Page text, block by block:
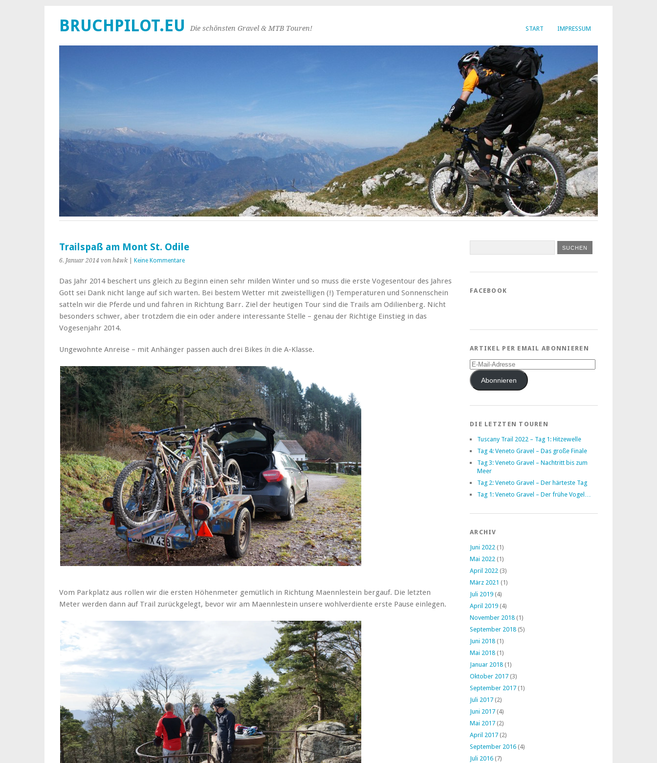
START IMPRESSUM
BRUCHPILOT.EU Die schönsten Gravel & MTB Touren!
Trailspaß am Mont St. Odile
6. Januar 2014 von h4wk Keine Kommentare
Das Jahr 2014 beschert uns gleich zu Beginn einen sehr milden Winter und so muss die erste Vogesentour des Jahres
Gott sei Dank nicht lange auf sich warten. Bei bestem Wetter mit zweistelligen (!) Temperaturen und Sonnenschein
satteln wir die Pferde und und fahren in Richtung Barr. Ziel der heutigen Tour sind die Trails am Odilienberg. Nicht
besonders schwer, aber trotzdem die ein oder andere interessante Stelle – genau der Richtige Einstieg in das
Vogesenjahr 2014.
Ungewohnte Anreise – mit Anhänger passen auch drei Bikes in die A-Klasse.
Vom Parkplatz aus rollen wir die ersten Höhenmeter gemütlich in Richtung Maennlestein bergauf. Die letzten
Meter werden dann auf Trail zurückgelegt, bevor wir am Maennlestein unsere wohlverdiente erste Pause einlegen.
FACEBOOK
ARTIKEL PER EMAIL ABONNIEREN
E-
Mail-
AdresseAbonnieren
DIE LETZTEN TOUREN
Tuscany Trail 2022 – Tag 1: Hitzewelle
Tag 4: Veneto Gravel – Das große Finale
Tag 3: Veneto Gravel – Nachtritt bis zum
Meer
Tag 2: Veneto Gravel – Der härteste Tag
Tag 1: Veneto Gravel – Der frühe Vogel…
ARCHIV
Juni 2022 (1)
Mai 2022 (1)
April 2022 (3)
März 2021 (1)
Juli 2019 (4)
April 2019 (4)
November 2018 (1)
September 2018 (5)
Juni 2018 (1)
Mai 2018 (1)
Januar 2018 (1)
Oktober 2017 (3)
September 2017 (1)
Juli 2017 (2)
Juni 2017 (4)
Mai 2017 (2)
April 2017 (2)
September 2016 (4)
Juli 2016 (7)